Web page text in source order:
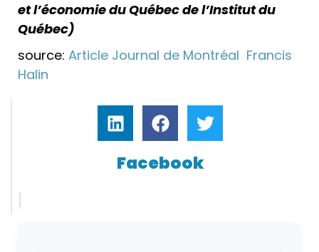
et l’économie du Québec de l’Institut du
Québec)
source: Article Journal de Montréal Francis
Halin
Facebook